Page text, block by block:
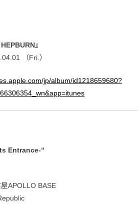
』
（Fri.）
jp/album/id1218659680?
Entrance-“
APOLLO BASE